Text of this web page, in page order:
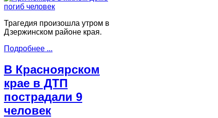
Трагедия произошла утром в
Дзержинском районе края.
Подробнее ...
В Красноярском
крае в ДТП
пострадали 9
человек